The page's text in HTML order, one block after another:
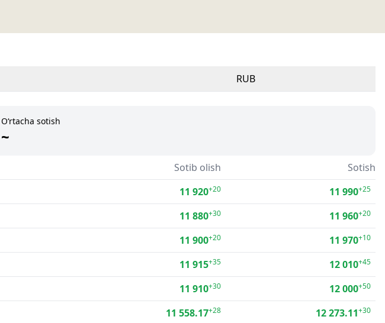
RUB
O‘rtacha sotish
~
Sotib olish
Sotish
11 920+20 11 990+25
11 880+30 11 960+20
11 900+20 11 970+10
11 915+35 12 010+45
11 910+30 12 000+50
11 558.17+28 12 273.11+30